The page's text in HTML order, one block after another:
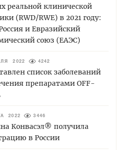
реальной клинической
(RWD/RWE) в 2021 году:
и Евразийский
союз (ЕАЭС)
2022 4242
список заболеваний
препаратами OFF-
2022 3446
Конвасэл® получила
в России